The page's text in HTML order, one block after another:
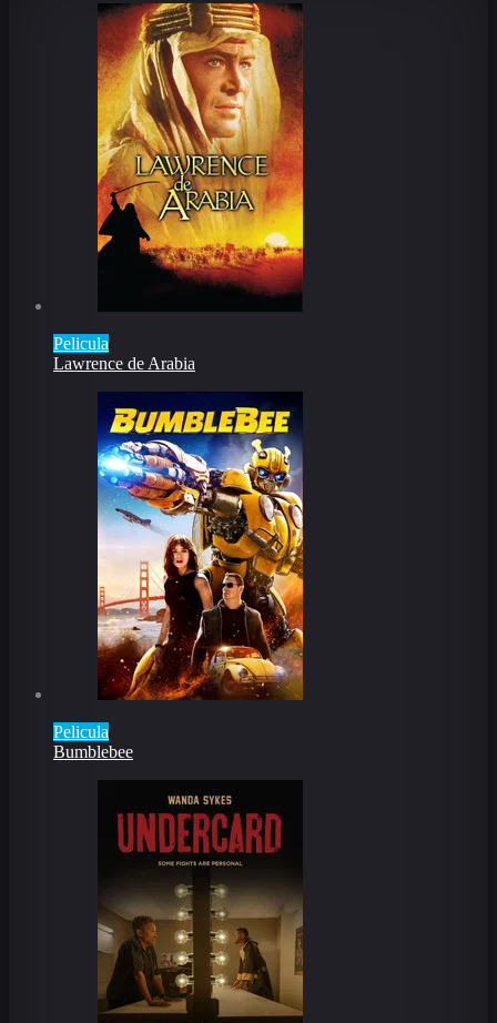
Pelicula
Lawrence de Arabia
Pelicula
Bumblebee